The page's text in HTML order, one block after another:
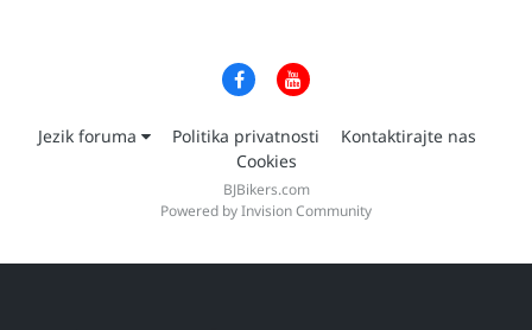
Jezik foruma Politika privatnosti
Kontaktirajte nas
Cookies
BJBikers.com
Powered by Invision Community